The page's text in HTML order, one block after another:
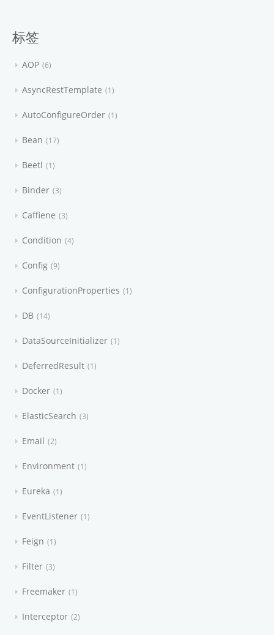
标签
AOP 6
AsyncRestTemplate 1
AutoConfigureOrder 1
Bean 17
Beetl 1
Binder 3
Caffiene 3
Condition 4
Config 9
ConfigurationProperties 1
DB 14
DataSourceInitializer 1
DeferredResult 1
Docker 1
ElasticSearch 3
Email 2
Environment 1
Eureka 1
EventListener 1
Feign 1
Filter 3
Freemaker 1
Interceptor 2